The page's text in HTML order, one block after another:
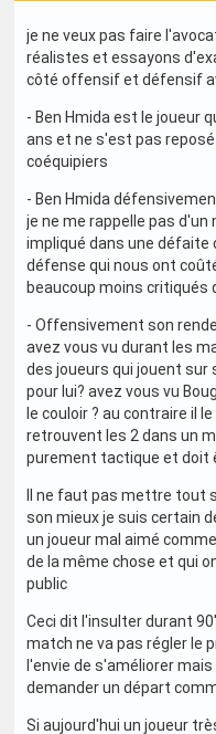
je ne veux pas faire
réalistes et essayons
côté offensif et défensif
- Ben Hmida est le joueur
ans et ne s'est pas
coéquipiers
- Ben Hmida
je ne me rappelle pas
impliqué dans une défaite
défense qui nous ont
beaucoup moins critiqués
- Offensivement son
avez vous vu durant les
des joueurs qui jouent sur
pour lui? avez vous vu
le couloir ? au contraire il
retrouvent les 2 dans un
purement tactique et doit
Il ne faut pas mettre tout
son mieux je suis certain
un joueur mal aimé
de la même chose et qui
public
Ceci dit l'insulter durant
match ne va pas régler le
l'envie de s'améliorer
demander un départ
Si aujourd'hui un joueur